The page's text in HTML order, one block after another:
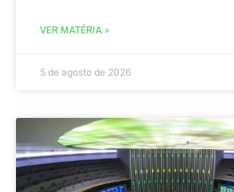
VER MATÉRIA »
5 de agosto de 2026